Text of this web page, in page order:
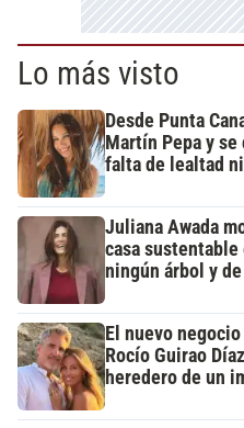
Lo más visto
Desde Punta
Martín Pepa y
falta de lealtad
Juliana Awada
casa
ningún árbol y
El nuevo
Rocío Guirao
heredero de un